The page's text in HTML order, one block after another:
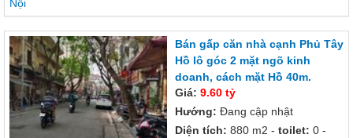
Nội
Bán gấp căn nhà cạnh Phủ Tây
Hồ lô góc 2 mặt ngõ kinh
doanh, cách mặt Hồ 40m.
Giá: 9.60 tỷ
Hướng: Đang cập nhật
Diện tích: 880 m2 - toilet: 0 -